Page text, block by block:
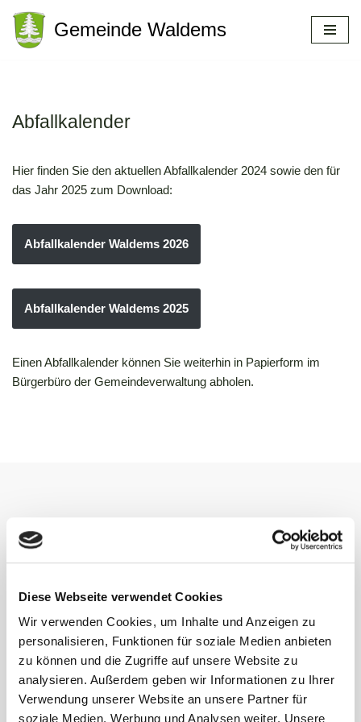
Diese Webseite verwendet Cookies
Wir verwenden Cookies, um Inhalte und Anzeigen zu
personalisieren, Funktionen für soziale Medien anbieten
zu können und die Zugriffe auf unsere Website zu
analysieren. Außerdem geben wir Informationen zu Ihrer
Verwendung unserer Website an unsere Partner für
soziale Medien, Werbung und Analysen weiter. Unsere
Zum
Gemeinde Waldems
Abfallkalender
Hier finden Sie den aktuellen Abfallkalender 2024 sowie den für
das Jahr 2025 zum Download:
Abfallkalender Waldems 2026
Abfallkalender Waldems 2025
Einen Abfallkalender können Sie weiterhin in Papierform im
Bürgerbüro der Gemeindeverwaltung abholen.
Kontakt
Rathaus (Gemeindeverwaltung)
Schulgasse 2
65529 Waldems-Esch
06126 592-0
bgm@gemeinde-waldems.de